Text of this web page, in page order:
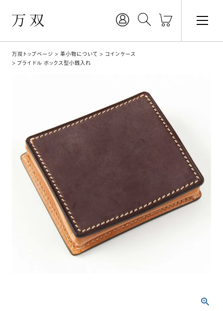
万双トップページ 革小物について
コインケース
ブライドル ボックス型小銭入れ